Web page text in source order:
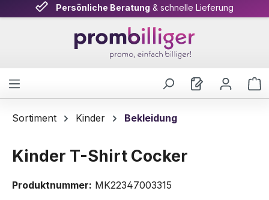
Zum Hauptinhalt springen
Persönliche Beratung & schnelle Lieferung
Sortiment Kinder Bekleidung
Kinder T-Shirt Cocker
Produktnummer: MK22347003315